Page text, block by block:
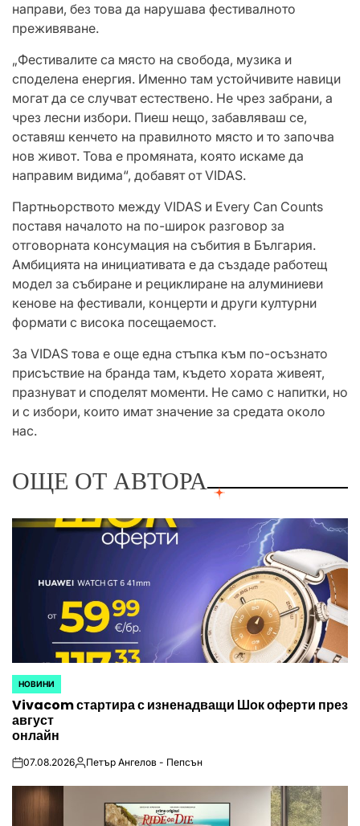
направи, без това да нарушава фестивалното
преживяване.
„Фестивалите са място на свобода, музика и
споделена енергия. Именно там устойчивите навици
могат да се случват естествено. Не чрез забрани, а
чрез лесни избори. Пиеш нещо, забавляваш се,
оставяш кенчето на правилното място и то започва
нов живот. Това е промяната, която искаме да
направим видима“, добавят от VIDAS.
Партньорството между VIDAS и Every Can Counts
поставя началото на по-широк разговор за
отговорната консумация на събития в България.
Амбицията на инициативата е да създаде работещ
модел за събиране и рециклиране на алуминиеви
кенове на фестивали, концерти и други културни
формати с висока посещаемост.
За VIDAS това е още една стъпка към по-осъзнато
присъствие на бранда там, където хората живеят,
празнуват и споделят моменти. Не само с напитки, но
и с избори, които имат значение за средата около
нас.
ОЩЕ ОТ АВТОРА
POSTED
IN
НОВИНИ
Vivacom стартира с изненадващи Шок оферти през
август
онлайн
on07.08.2026PostedПетър Ангелов - Пепсън